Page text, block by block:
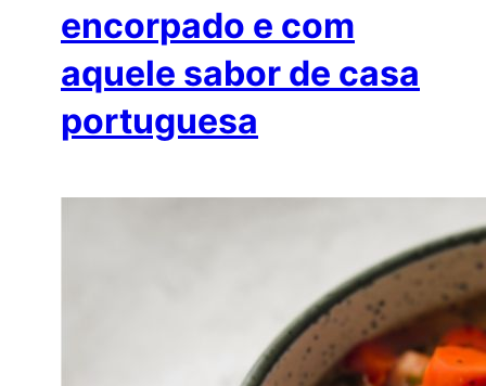
encorpado e com
aquele sabor de casa
portuguesa